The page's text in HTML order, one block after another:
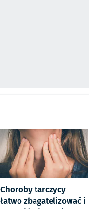
Choroby tarczycy
łatwo zbagatelizować i